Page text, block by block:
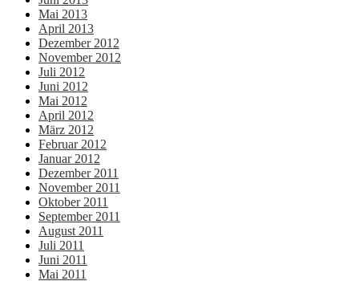
Mai 2013
April 2013
Dezember 2012
November 2012
Juli 2012
Juni 2012
Mai 2012
April 2012
März 2012
Februar 2012
Januar 2012
Dezember 2011
November 2011
Oktober 2011
September 2011
August 2011
Juli 2011
Juni 2011
Mai 2011